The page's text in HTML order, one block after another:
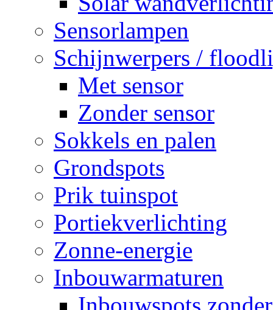
Sensorlampen
Schijnwerpers /
Met sensor
Zonder sensor
Sokkels en palen
Grondspots
Prik tuinspot
Portiekverlichting
Zonne-energie
Inbouwarmaturen
Inbouwspots